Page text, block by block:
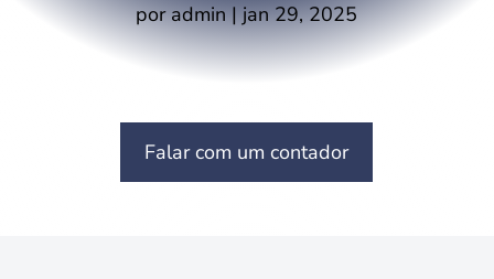
poradmin|jan 29, 2025
Falar com um contador